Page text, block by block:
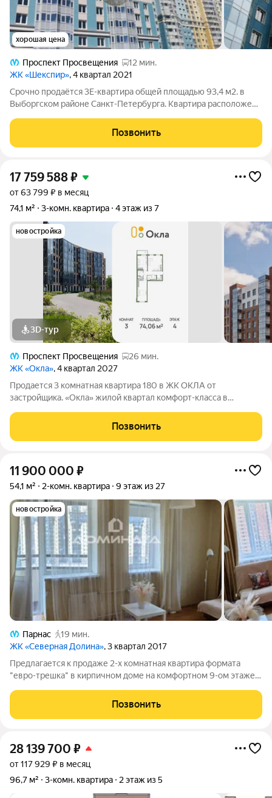
хорошая цена
Проспект Просвещения
12 мин.
ЖК «Шекспир», 4 квартал 2021
Срочно продаётся 3Е-квартира общей площадью 93,4 м2. в
Выборгском районе Санкт-Петербурга. Квартира расположена
вариант для семейной жизни в районе с развитой
инфраструктурой. О квартире: Квартира
Позвонить
17 759 588₽
от 63 799 ₽ в месяц
74,1 м²
3-комн. квартира 4 этаж из 7
новостройка
3D-тур
Проспект Просвещения
26 мин.
ЖК «Окла», 4 квартал 2027
Продается 3 комнатная квартира 180 в ЖК ОКЛА от
застpойщикa. «Окла» жилой квартал комфорт-класса в
окружении парков и озёр с развитой инфраструктурой.
Первые корпуса уже сданы и заселены. Удобная
Позвонить
11 900 000 ₽
54,1 м² 2-комн. квартира 9 этаж из 27
новостройка
Парнас
19 мин.
ЖК «Северная Долина», 3 квартал 2017
Предлагается к продаже 2-х комнатная квартира формата
"евро-трешка" в кирпичном доме на комфортном 9-ом этаже в
запад, в удовлетворительном жилом состоянии с ремонтом от
застройщика. Застекленный
Позвонить
28 139 700 ₽
от 117 929 ₽ в месяц
96,7 м²
3-комн. квартира 2 этаж из 5